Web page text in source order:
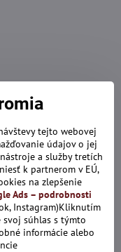
tejto webovej
údajov o jej
a služby tretích
k partnerom v EÚ,
na zlepšenie
Ads – podrobnosti
Instagram)Kliknutím
svoj súhlas s týmto
informácie alebo